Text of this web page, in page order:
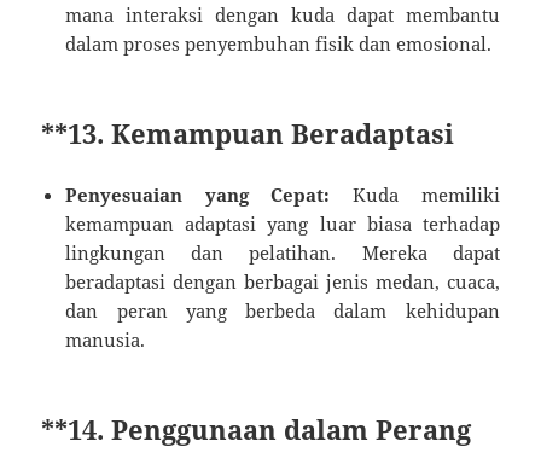
mana interaksi dengan kuda dapat membantu
dalam proses penyembuhan fisik dan emosional.
**13.Kemampuan Beradaptasi
Penyesuaian yang Cepat: Kuda memiliki
kemampuan adaptasi yang luar biasa terhadap
lingkungan dan pelatihan. Mereka dapat
beradaptasi dengan berbagai jenis medan, cuaca,
dan peran yang berbeda dalam kehidupan
manusia.
**14.Penggunaan dalam Perang